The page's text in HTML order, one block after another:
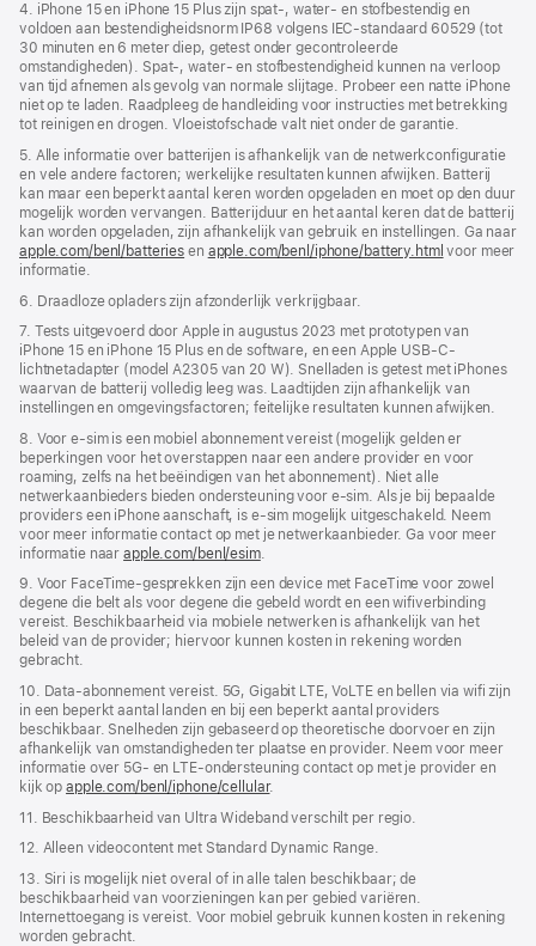
4. iPhone 15 en iPhone 15 Plus zijn spat‑, water‑ en stofbestendig en
voldoen aan bestendigheidsnorm IP68 volgens IEC‑standaard 60529 (tot
30 minuten en 6 meter diep, getest onder gecontroleerde
omstandigheden). Spat-, water‑ en stof­­bestendigheid kunnen na verloop
van tijd afnemen als gevolg van normale slijtage. Probeer een natte iPhone
niet op te laden. Raadpleeg de handleiding voor instructies met betrekking
tot reinigen en drogen. Vloeistof­­schade valt niet onder de garantie.
5. Alle informatie over batterijen is afhankelijk van de netwerkconfiguratie
en vele andere factoren; werkelijke resultaten kunnen afwijken. Batterij
kan maar een beperkt aantal keren worden opgeladen en moet op den duur
mogelijk worden vervangen. Batterijduur en het aantal keren dat de batterij
kan worden opgeladen, zijn afhankelijk van gebruik en instellingen. Ga naar
apple.com/benl/batteries en apple.com/benl/iphone/battery.html voor meer
informatie.
6. Draadloze opladers zijn afzonderlijk verkrijgbaar.
7. Tests uitgevoerd door Apple in augustus 2023 met prototypen van
iPhone 15 en iPhone 15 Plus en de software, en een Apple USB‑C-
lichtnetadapter (model A2305 van 20 W). Snelladen is getest met iPhones
waarvan de batterij volledig leeg was. Laadtijden zijn afhankelijk van
instellingen en omgevingsfactoren; feitelijke resultaten kunnen afwijken.
8. Voor e-sim is een mobiel abonnement vereist (mogelijk gelden er
beperkingen voor het overstappen naar een andere provider en voor
roaming, zelfs na het beëindigen van het abonnement). Niet alle
netwerkaanbieders bieden ondersteuning voor e‑sim. Als je bij bepaalde
providers een iPhone aanschaft, is e-sim mogelijk uitgeschakeld. Neem
voor meer informatie contact op met je netwerkaanbieder. Ga voor meer
informatie naarapple.com/benl/esim.
9. Voor FaceTime-gesprekken zijn een device met FaceTime voor zowel
degene die belt als voor degene die gebeld wordt en een wifi­­verbinding
vereist. Beschikbaarheid via mobiele netwerken is afhankelijk van het
beleid van de provider; hiervoor kunnen kosten in rekening worden
gebracht.
10. Data-abonnement vereist. 5G, Gigabit LTE, VoLTE en bellen via wifi zijn
in een beperkt aantal landen en bij een beperkt aantal providers
beschikbaar. Snelheden zijn gebaseerd op theoretische doorvoer en zijn
afhankelijk van omstandigheden ter plaatse en provider. Neem voor meer
informatie over 5G- en LTE-ondersteuning contact op met je provider en
kijk opapple.com/benl/iphone/cellular.
11. Beschikbaarheid van Ultra Wideband verschilt per regio.
12. Alleen videocontent met Standard Dynamic Range.
13. Siri is mogelijk niet overal of in alle talen beschikbaar; de
beschikbaarheid van voorzieningen kan per gebied variëren.
Internettoegang is vereist. Voor mobiel gebruik kunnen kosten in rekening
worden gebracht.